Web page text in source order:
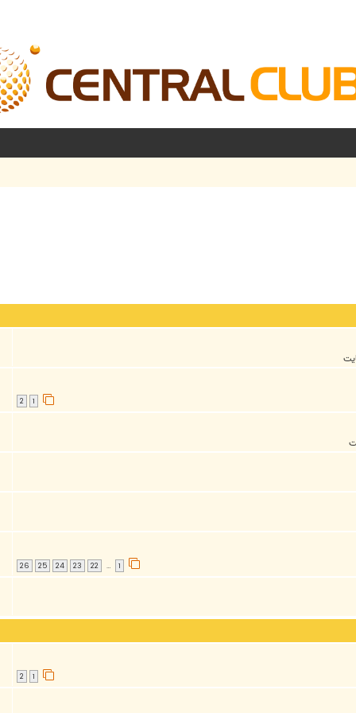
1
2
1
…
22
23
24
25
26
1
2